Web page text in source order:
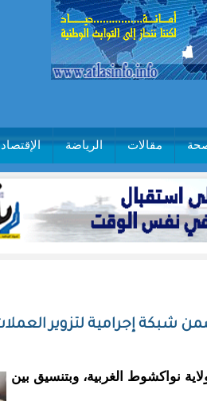
مقالات الرياضة الإقتصاد
كتيبة الدرك الوطني رقم 1 بولاية نواكشوط الغربية، وبتنسيق بين